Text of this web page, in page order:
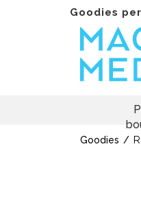
Goodies
Goodies